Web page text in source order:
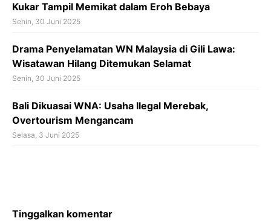
Kukar Tampil Memikat dalam Eroh Bebaya
Senin, 30 Juni 2025
Drama Penyelamatan WN Malaysia di Gili Lawa:
Wisatawan Hilang Ditemukan Selamat
Senin, 30 Juni 2025
Bali Dikuasai WNA: Usaha Ilegal Merebak,
Overtourism Mengancam
Selasa, 3 Juni 2025
Tinggalkan komentar